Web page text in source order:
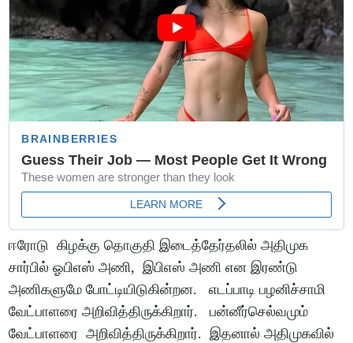
ஈரோடு கிழக்கு தொகுதி இடைத்தேர்தலில் அதிமுக
சார்பில் ஓபிஎஸ் அணி, இபிஎஸ் அணி என இரண்டு
அணிகளுமே போட்டியிடுகின்றன. எடப்பாடி பழனிச்சாமி
வேட்பாளரை அறிவித்திருக்கிறார். பன்னீர்செல்வமும்
வேட்பாளரை அறிவித்திருக்கிறார். இதனால் அதிமுகவில்